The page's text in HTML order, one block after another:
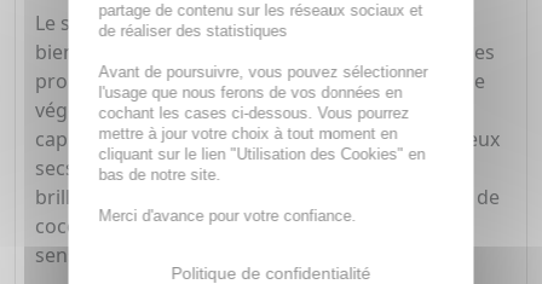
Le shampooing nourrissant Florame allie les
bienfaits de l'huile de coco bio, reconnue pour ses
propriétés nutritives et protectrices, à la kératine
végétale qui aide à réparer et lisser la fibre
capillaire. Sa formule douce enveloppe les cheveux
secs, leur apportant souplesse, douceur et
brillante. Son parfum aux notes solaires de noix de
coco transforme chaque lavage en un instant
sensoriel et réconfortant.
partage de contenu sur les réseaux sociaux et
de réaliser des statistiques
Avant de poursuivre, vous pouvez sélectionner
l'usage que nous ferons de vos données en
cochant les cases ci-dessous. Vous pourrez
mettre à jour votre choix à tout moment en
cliquant sur le lien "Utilisation des Cookies" en
bas de notre site.
Merci d'avance pour votre confiance.
Politique de confidentialité